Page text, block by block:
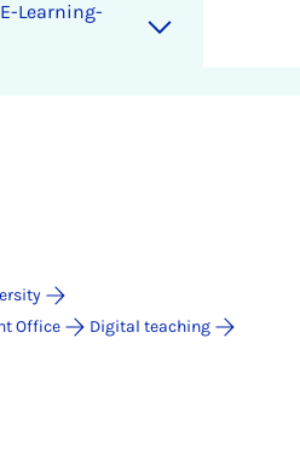
Learn­ing-
Office
Digital teaching